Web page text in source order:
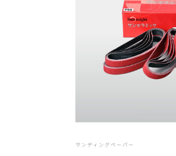
サンディングペーパー